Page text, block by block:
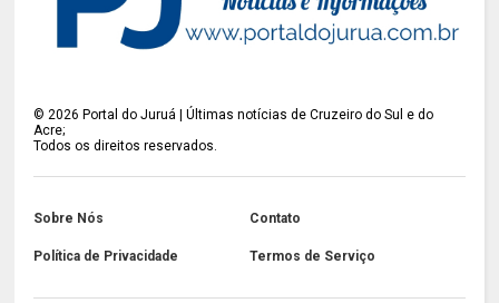
©2026 Portal do Juruá | Últimas notícias de Cruzeiro do Sul e do
Acre;
Todos os direitos reservados.
Sobre Nós Contato
Política de Privacidade Termos de Serviço